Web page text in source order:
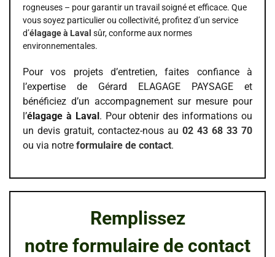
rogneuses – pour garantir un travail soigné et efficace. Que
vous soyez particulier ou collectivité, profitez d’un service
d’élagage à Laval sûr, conforme aux normes
environnementales.
Pour vos projets d’entretien, faites confiance à
l’expertise de Gérard ELAGAGE PAYSAGE et
bénéficiez d’un accompagnement sur mesure pour
l’élagage à Laval. Pour obtenir des informations ou
un devis gratuit, contactez-nous au 02 43 68 33 70
ou via notre formulaire de contact.
Remplissez
notre formulaire de contact